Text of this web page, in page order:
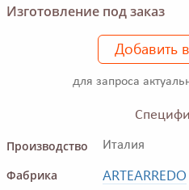
Изготовление под заказ
Добавить
для запроса
Производство
Италия
Фабрика ARTEARREDO